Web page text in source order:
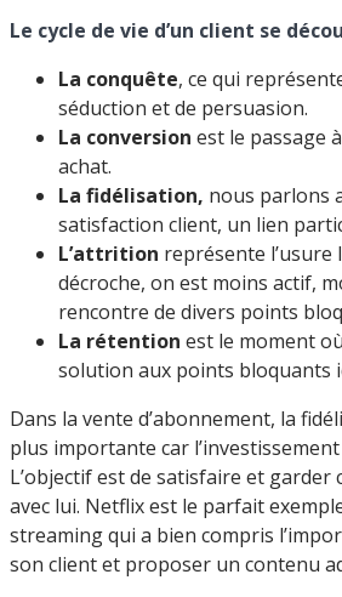
Le cycle de vie d’un client se
La conquête, ce qui
séduction et de persuasion.
La conversion est le passage
achat.
La fidélisation, nous parlons
satisfaction client, un lien
L’attrition représente
décroche, on est moins actif,
rencontre de divers points
La rétention est le moment
solution aux points bloquants
Dans la vente d’abonnement, la
plus importante car
L’objectif est de satisfaire et garder
avec lui. Netflix est le parfait
streaming qui a bien compris
son client et proposer un contenu